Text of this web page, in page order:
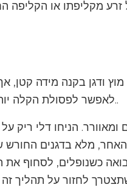
ודגן בקנה מידה קטן,
לאפשר לפסולת הקלה יותר להתפוצץ מהזרעים הכבדים יותר..
ומאוורר. הניחו דלי ריק
מלא בדגנים החורש
כשנופלים, לסחוף את